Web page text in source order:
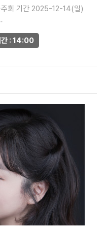
회 기간 2025-12-14(일)
간 : 14:00